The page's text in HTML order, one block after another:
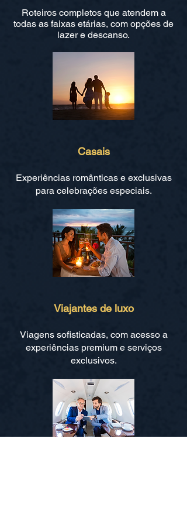
Roteiros completos que atendem a
todas as faixas etárias, com opções de
lazer e descanso.
Casais
Experiências românticas e exclusivas
para celebrações especiais.
Viajantes de luxo
Viagens sofisticadas, com acesso a
experiências premium e serviços
exclusivos.